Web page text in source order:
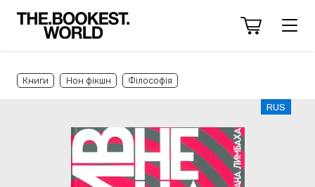
Книги Нон фікшн Філософія
RUS